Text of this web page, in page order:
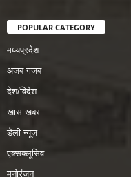
POPULAR CATEGORY
मध्यप्रदेश
अजब गजब
देश/विदेश
खास खबर
डेली न्यूज़
एक्सक्लूसिव
मनोरंजन